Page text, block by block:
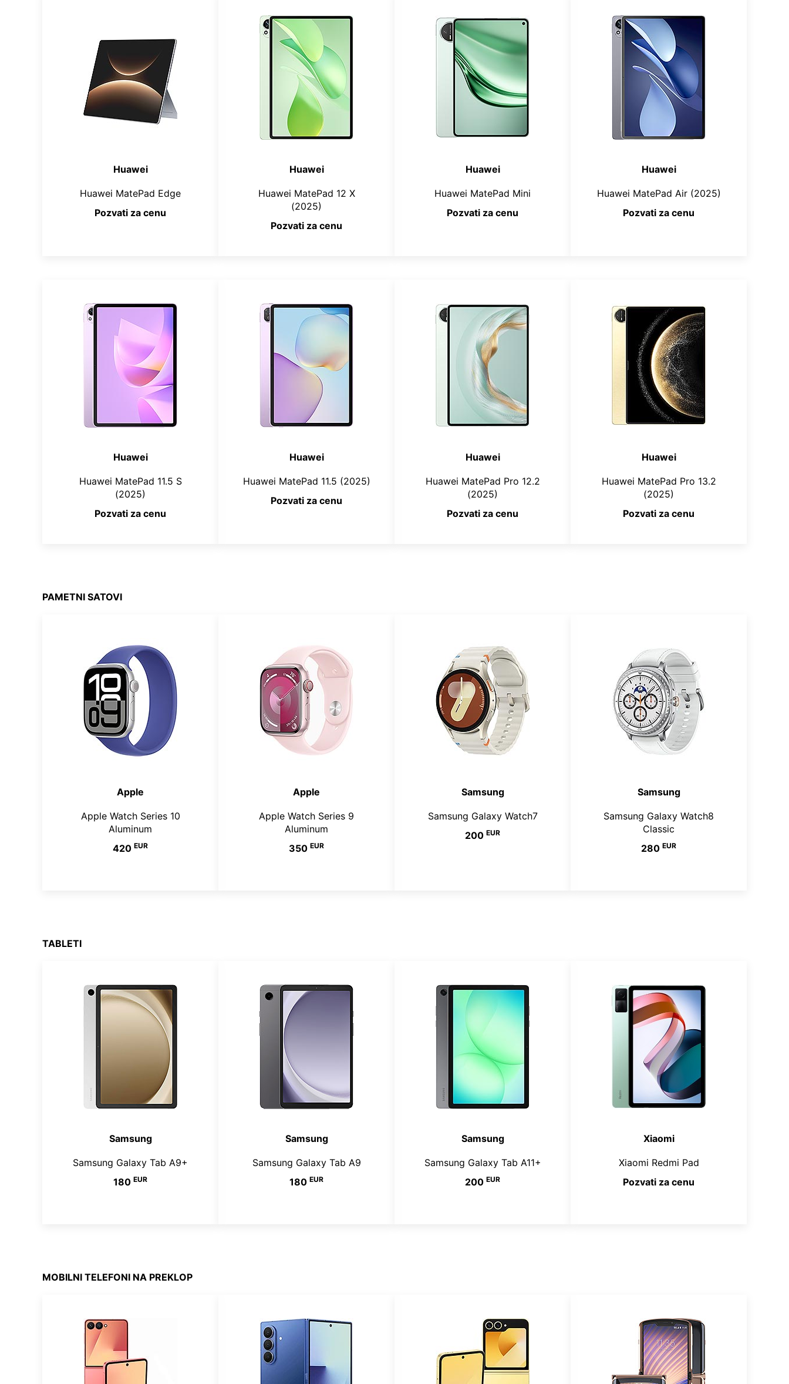
Huawei
Huawei MatePad Edge
Pozvati za cenu
Huawei
Huawei MatePad 12 X
(2025)
Pozvati za cenu
Huawei
Huawei MatePad Mini
Pozvati za cenu
Huawei
Huawei MatePad Air (2025)
Pozvati za cenu
Huawei
Huawei MatePad 11.5 S
(2025)
Pozvati za cenu
Huawei
Huawei MatePad 11.5 (2025)
Pozvati za cenu
Huawei
Huawei MatePad Pro 12.2
(2025)
Pozvati za cenu
Huawei
Huawei MatePad Pro 13.2
(2025)
Pozvati za cenu
PAMETNI SATOVI
Apple
Apple Watch Series 10
Aluminum
420 EUR
Apple
Apple Watch Series 9
Aluminum
350 EUR
Samsung
Samsung Galaxy Watch7
200 EUR
Samsung
Samsung Galaxy Watch8
Classic
280 EUR
TABLETI
Samsung
Samsung Galaxy Tab A9+
180 EUR
Samsung
Samsung Galaxy Tab A9
180 EUR
Samsung
Samsung Galaxy Tab A11+
200 EUR
Xiaomi
Xiaomi Redmi Pad
Pozvati za cenu
MOBILNI TELEFONI NA PREKLOP